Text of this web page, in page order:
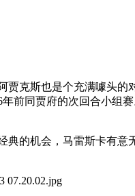
克斯也是个充满噱头的
前同贾府的次回合小组
典的机会，马雷斯卡有